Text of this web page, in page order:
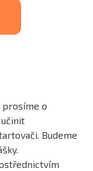
prosíme o
Budeme